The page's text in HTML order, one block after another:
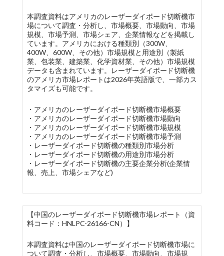
本調査資料はアメリカのレーザーダイボード切断機市
場について調査・分析し、市場概要、市場動向、市場
規模、市場予測、市場シェア、企業情報などを掲載し
ています。アメリカにおける種類別（300W、
400W、600W、その他）市場規模と用途別（製紙
業、包装業、建築業、化学資材業、その他）市場規模
データも含まれています。レーザーダイボード切断機
のアメリカ市場レポートは2026年英語版で、一部カス
タマイズも可能です。
・アメリカのレーザーダイボード切断機市場概要
・アメリカのレーザーダイボード切断機市場動向
・アメリカのレーザーダイボード切断機市場規模
・アメリカのレーザーダイボード切断機市場予測
・レーザーダイボード切断機の種類別市場分析
・レーザーダイボード切断機の用途別市場分析
・レーザーダイボード切断機の主要企業分析(企業情
報、売上、市場シェアなど)
【中国のレーザーダイボード切断機市場レポート（資
料コード：HNLPC-26166-CN）】
本調査資料は中国のレーザーダイボード切断機市場に
ついて調査・分析し、市場概要、市場動向、市場規